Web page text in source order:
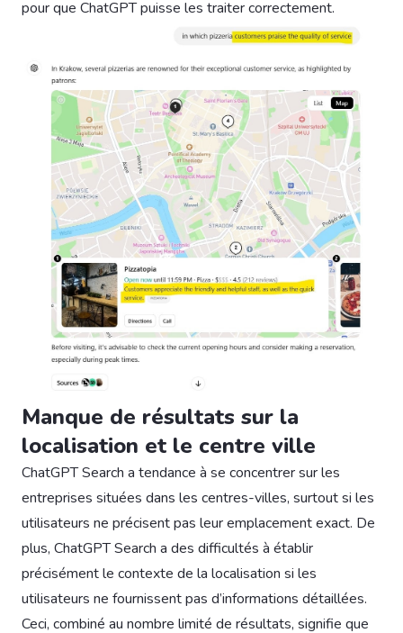
pour que ChatGPT puisse les traiter correctement.
Manque de résultats sur la
localisation et le centre ville
ChatGPT Search a tendance à se concentrer sur les
entreprises situées dans les centres-villes, surtout si les
utilisateurs ne précisent pas leur emplacement exact. De
plus, ChatGPT Search a des difficultés à établir
précisément le contexte de la localisation si les
utilisateurs ne fournissent pas d’informations détaillées.
Ceci, combiné au nombre limité de résultats, signifie que